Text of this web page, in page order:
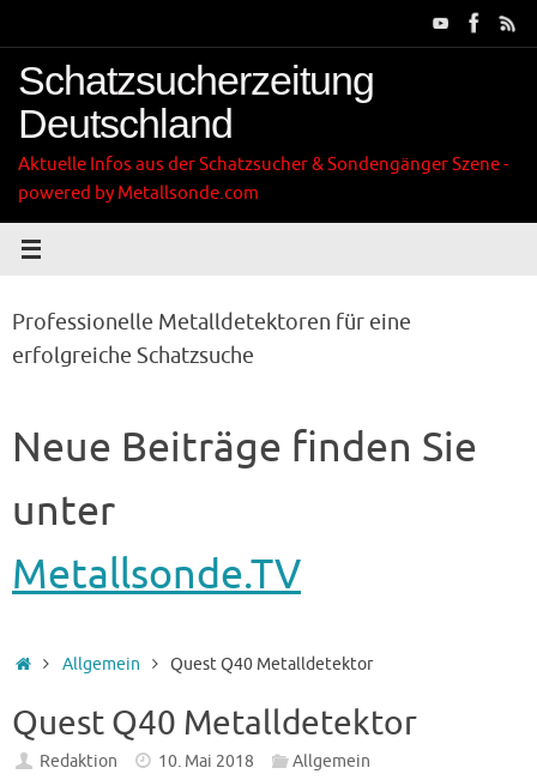
Inhalt
springen
Schatzsucherzeitung
Deutschland
Aktuelle Infos aus der Schatzsucher & Sondengänger Szene -
powered by Metallsonde.com
Professionelle Metalldetektoren für eine
erfolgreiche Schatzsuche
Neue Beiträge finden Sie
unter
Metallsonde.TV
Startseite
Allgemein Quest Q40 Metalldetektor
Quest Q40 Metalldetektor
Redaktion 10. Mai 2018 Allgemein